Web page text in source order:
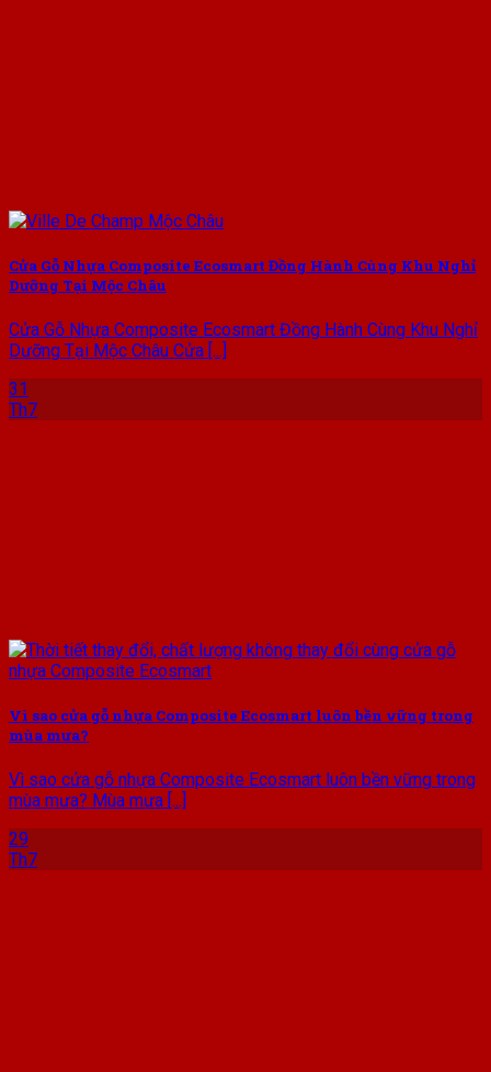
Cửa Gỗ Nhựa Composite Ecosmart Đồng Hành Cùng Khu Nghỉ
Dưỡng Tại Mộc Châu
Cửa Gỗ Nhựa Composite Ecosmart Đồng Hành Cùng Khu Nghỉ
Dưỡng Tại Mộc Châu Cửa [...]
31
Th7
Vì sao cửa gỗ nhựa Composite Ecosmart luôn bền vững trong
mùa mưa?
Vì sao cửa gỗ nhựa Composite Ecosmart luôn bền vững trong
mùa mưa? Mùa mưa [...]
29
Th7